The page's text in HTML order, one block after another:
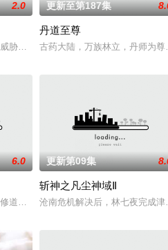
却发现彼此皆
背叛，残忍杀害后抛尸乱葬岗。濒死之
2.0
胁来袭，天生废灵根的少年秦雨体内意
更新至第187集
丹道至尊
古药大陆，万族林立，丹师为
独播，敬
们一边为救治师父森木宇冲击仙蜜试炼
6.0
道而生，为应劫而至，他身化亿万血雨
更新第09集
斩神之凡尘神域Ⅱ
沧南危机解决后，林七夜完成